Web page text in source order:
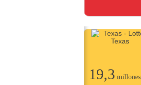
19,3 millones